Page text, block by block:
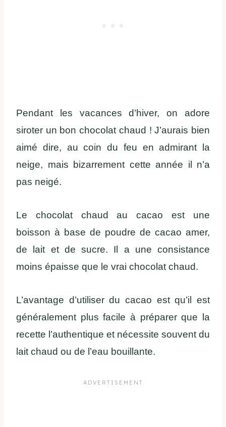
Pendant les vacances d’hiver, on adore
siroter un bon chocolat chaud ! J’aurais bien
aimé dire, au coin du feu en admirant la
neige, mais bizarrement cette année il n’a
pas neigé.
Le chocolat chaud au cacao est une
boisson à base de poudre de cacao amer,
de lait et de sucre. Il a une consistance
moins épaisse que le vrai chocolat chaud.
L’avantage d’utiliser du cacao est qu’il est
généralement plus facile à préparer que la
recette l’authentique et nécessite souvent du
lait chaud ou de l’eau bouillante.